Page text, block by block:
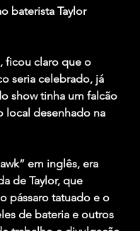
baterista Taylor
ficou claro que o
seria celebrado, já
show tinha um falcão
local desenhado na
em inglês, era
de Taylor, que
pássaro tatuado e o
de bateria e outros